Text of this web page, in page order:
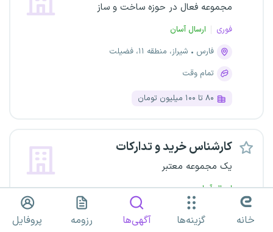
مجموعه فعال در حوزه ساخت و ساز
فوری
ارسال آسان
فارس
شیراز، منطقه ۱۱، فضیلت
تمام وقت
۸۰ تا ۱۰۰ میلیون تومان
کارشناس خرید و تدارکات
یک مجموعه معتبر
ارسال آسان
شهرک صنعتی بزرگ شیراز
خانه گزینه‌ها آگهی‌ها رزومه پروفایل